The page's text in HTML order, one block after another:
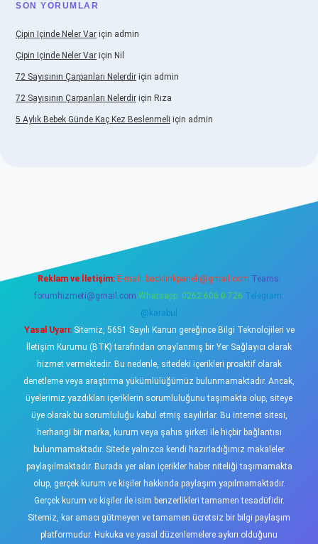
SON YORUMLAR
Çipin Içinde Neler Var için admin
Çipin Içinde Neler Var için Nil
72 Sayısının Çarpanları Nelerdir için admin
72 Sayısının Çarpanları Nelerdir için Rıza
5 Aylık Bebek Günde Kaç Kez Beslenmeli için admin
elexbetgiris.org
Reklam ve İletişim: E-mail: backlinkpaneli@gmail.com Teams:
forumhizmeti@gmail.com Whatsapp: 0262 606 0 726 Telegram:
@karabul
Yasal Uyarı:Sitemiz, 5651 Sayılı Kanun gereğince Bilgi Teknolojileri ve
İletişim Kurumu (BTK) tarafından onaylanmış bir Yer Sağlayıcı olarak
hizmet vermektedir. Bu nedenle, sitedeki içerikleri proaktif olarak
denetleme veya araştırma yükümlülüğümüz bulunmamaktadır. Ancak,
üyelerimiz yazdıkları içeriklerin sorumluluğunu taşımakta olup, siteye
üye olarak bu sorumluluğu kabul etmiş sayılırlar. Bu internet sitesi,
herhangi bir marka, kurum veya şahıs şirketi ile hiçbir bağlantısı
bulunmamaktadır. Sitede yalnızca kendi hazırladığımız makaleler
paylaşılmaktadır. Burada yer alan içerikler haber niteliği taşımamakta
olup, gerçek kurum ve kişiler hakkında paylaşım yapılmamaktadır.
Gerçek kurum ve kişiler ile isim benzerlikleri tamamen tesadüfidir.
Sitemiz, kar amacı gütmeyen ve tamamen ücretsiz bir bilgi paylaşım
platformudur. Hukuka ve yasal düzenlemelere aykırı olduğunu